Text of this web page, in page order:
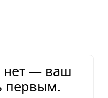
нет — ваш
первым.